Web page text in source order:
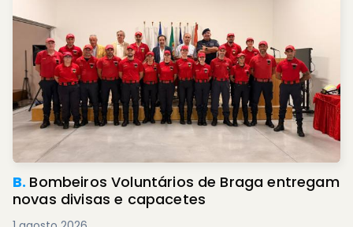
B. Bombeiros Voluntários de Braga entregam
novas divisas e capacetes